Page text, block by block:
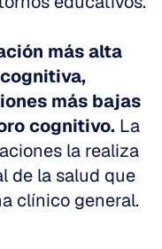
más alta
más bajas
cognitivo. La
la realiza
de la salud que
clínico general.